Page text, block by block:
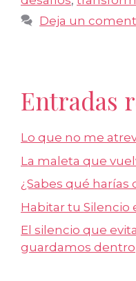
Deja un
Entradas
Lo que no me
La maleta que
¿Sabes qué harías
Habitar tu Silencio
El silencio que
guardamos dentro